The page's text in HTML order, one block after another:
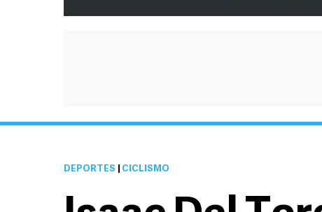
DEPORTES CICLISMO